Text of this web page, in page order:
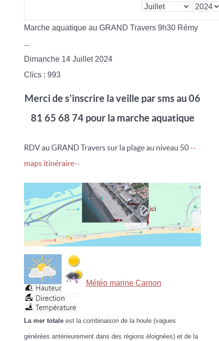
Marche aquatique au GRAND Travers 9h30 Rémy
...
Dimanche 14 Juillet 2024
Clics : 993
Merci de s'inscrire la veille par sms au 06
81 65 68 74 pour la marche aquatique
RDV au GRAND Travers sur la plage au niveau 50--
maps itinéraire--
Météo marine Carnon
La mer totale est la combinaison de la houle (vagues
générées antérieurement dans des régions éloignées) et de la